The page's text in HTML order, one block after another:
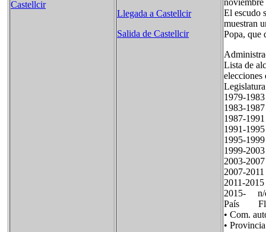
Castellcir
Llegada a Castellcir
Salida de Castellcir
noviembre
El escudo
muestran
Popa, que
Lista de
elecciones
1979-
1983-
1987-
1991-
1995-
1999-
2003-
2007-
2011-
2015-
País
• Com.
•